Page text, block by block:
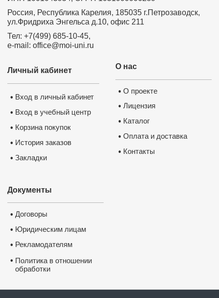
✅
Россия, Республика Карелия, 185035 г.Петрозаводск,
ул.Фридриха Энгельса д.10, офис 211
Тел: +7(499) 685-10-45,
e-mail: office@moi-uni.ru
О нас
• О проекте
• Лицензия
• Каталог
• Оплата и доставка
• Контакты
Личный кабинет
• Вход в личный кабинет
• Вход в учебный центр
• Корзина покупок
• История заказов
• Закладки
Документы
• Договоры
• Юридическим лицам
• Рекламодателям
• Политика в отношении
обработки